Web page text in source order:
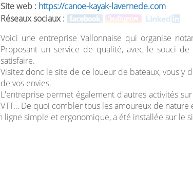
Site web : https://canoe-kayak-lavernede.com
Réseaux sociaux :
Voici une entreprise Vallonnaise qui organise
Proposant un service de qualité, avec le souci
satisfaire.
Visitez donc le site de ce loueur de bateaux, vous
de vos envies.
L'entreprise permet également d'autres activités
VTT… De quoi combler tous les amoureux de
ligne simple et ergonomique, a été installée sur